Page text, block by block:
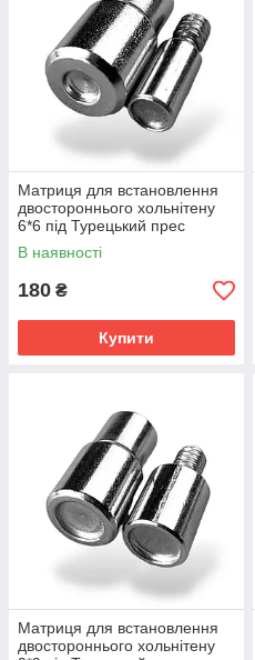
Матриця для встановлення
двостороннього хольнітену
6*6 під Турецький прес
В наявності
180 ₴
Купити
Матриця для встановлення
двостороннього хольнітену